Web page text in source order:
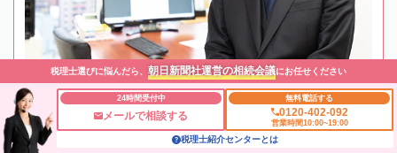
税理士選びに悩んだら、 朝日新聞社運営の相続会議にお任せください
24時間受付中
メールで相談する
無料電話する
0120-402-092
営業時間10:00~19:00
税理士紹介センターとは